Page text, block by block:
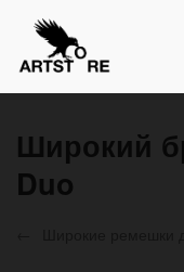
Широкий
Duo